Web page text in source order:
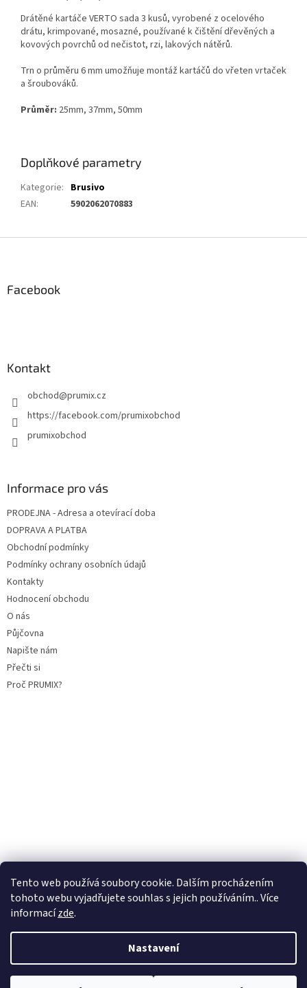
Tento web používá soubory cookie. Dalším procházením
tohoto webu vyjadřujete souhlas s jejich používáním.. Více
informacízde.
Nastavení
Drátěné kartáče VERTO sada 3 kusů, vyrobené z ocelového
drátu, krimpované, mosazné, používané k čištění dřevěných a
kovových povrchů od nečistot, rzi, lakových nátěrů.
Trn o průměru 6 mm umožňuje montáž kartáčů do vřeten vrtaček
a šroubováků.
Průměr: 25mm, 37mm, 50mm
Doplňkové parametry
Kategorie: Brusivo
EAN: 5902062070883
Facebook
Kontakt
obchod@prumix.cz
https://facebook.com/prumixobchod
prumixobchod
Informace pro vás
PRODEJNA - Adresa a otevírací doba
DOPRAVA A PLATBA
Obchodní podmínky
Podmínky ochrany osobních údajů
Kontakty
Hodnocení obchodu
O nás
Půjčovna
Napište nám
Přečti si
Proč PRUMIX?
Copyright 2026Prumix. Všechna práva vyhrazena.Upravit nastavení